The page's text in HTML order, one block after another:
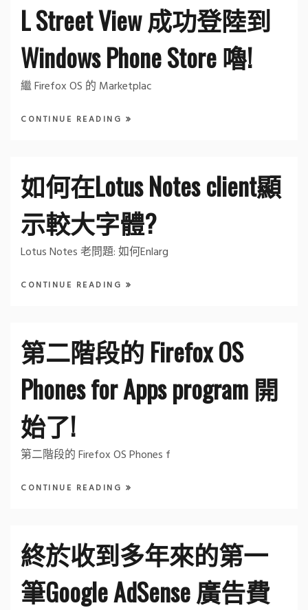
L Street View 成功登陸到
Windows Phone Store 嚕!
繼 Firefox OS 的 Marketplac
CONTINUE READING
如何在Lotus Notes client顯
示較大字體?
Lotus Notes 老問題: 如何Enlarg
CONTINUE READING
第二階段的 Firefox OS
Phones for Apps program 開
始了!
第二階段的 Firefox OS Phones f
CONTINUE READING
終於收到多年來的第一
筆Google AdSense 廣告費